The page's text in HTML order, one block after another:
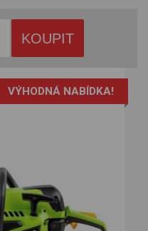
VÝHODNÁ NABÍDKA!